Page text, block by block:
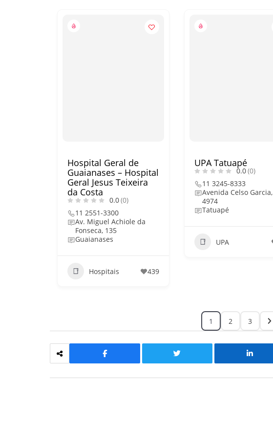
Hospital Geral de
Guaianases – Hospital
Geral Jesus Teixeira
da Costa
0.0(0)
11 2551-3300
Av. Miguel Achiole da
Fonseca, 135
Guaianases
Hospitais 439
UPA Tatuapé
0.0(0)
11 3245-8333
Avenida Celso Garcia,
4974
Tatuapé
UPA
1 2 3